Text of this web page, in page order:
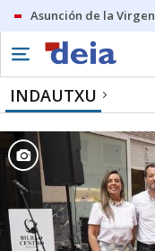
Asunción de la Virgen
INDAUTXU